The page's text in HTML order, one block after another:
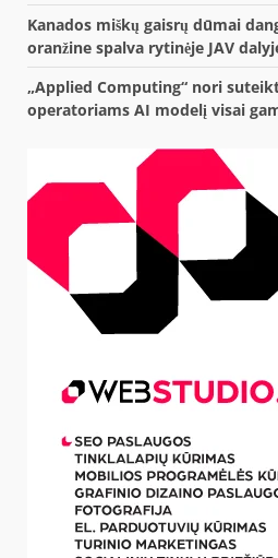
Kanados miškų gaisrų dūmai
oranžine spalva rytinėje JAV
„Applied Computing“ nori
operatoriams AI modelį visai